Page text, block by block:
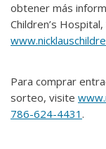
obtener más
Children’s
Para comprar
sorteo, visite
786-624-4431 .